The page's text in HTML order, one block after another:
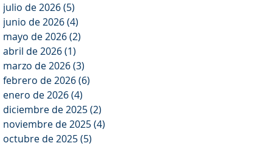
julio de 2026(5)
junio de 2026(4)
mayo de 2026(2)
abril de 2026(1)
marzo de 2026(3)
febrero de 2026(6)
enero de 2026(4)
diciembre de 2025(2)
noviembre de 2025(4)
octubre de 2025(5)